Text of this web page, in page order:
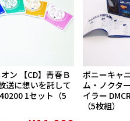
ン 【CD】青春Ｂ
に想いを託して
1セット（5
ポニーキャ
ム・ノクタ
イラー
（5枚組）